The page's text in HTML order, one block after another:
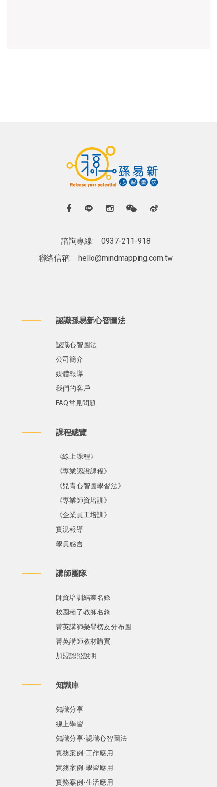
諮詢專線:
0937-211-918
聯絡信箱:
hello@mindmapping.com.tw
認識孫易新心智圖法
認識心智圖法
公司簡介
媒體報導
我們的客戶
FAQ常見問題
課程總覽
《線上課程》
《專業認證課程》
《兒青心智圖學習法》
《專業師資培訓》
《企業員工培訓》
實況報導
學員感言
講師團隊
師資培訓結業名錄
校園種子教師名錄
菁英講師榮譽榜及分布圖
菁英講師教材購買
加盟認證說明
知識庫
知識分享
線上學習
知識分享-認識心智圖法
實務案例-工作應用
實務案例-學習應用
實務案例-生活應用